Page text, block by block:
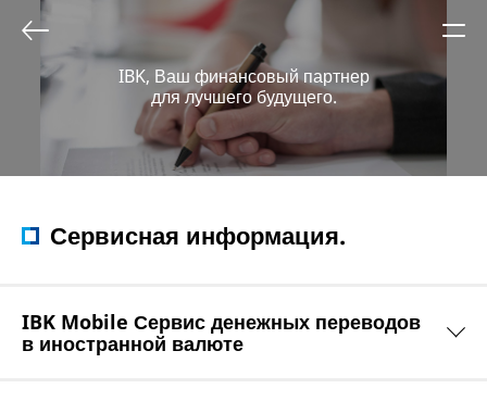
IBK, Ваш финансовый партнер
для лучшего будущего.
Сервисная информация.
IBK Mobile Сервис денежных переводов
в иностранной валюте